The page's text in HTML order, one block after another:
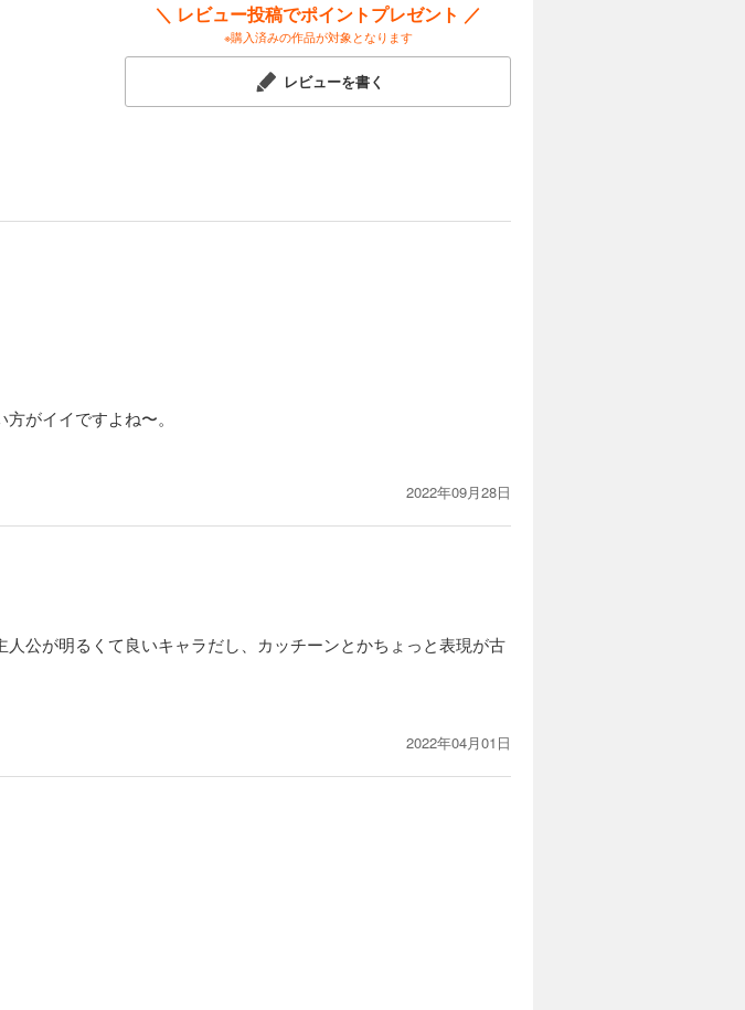
＼ レビュー投稿でポイントプレゼント ／
※購入済みの作品が対象となります
レビューを書く
がイイですよね〜。
2022年09月28日
公が明るくて良いキャラだし、カッチーンとかちょっと表現が古
2022年04月01日